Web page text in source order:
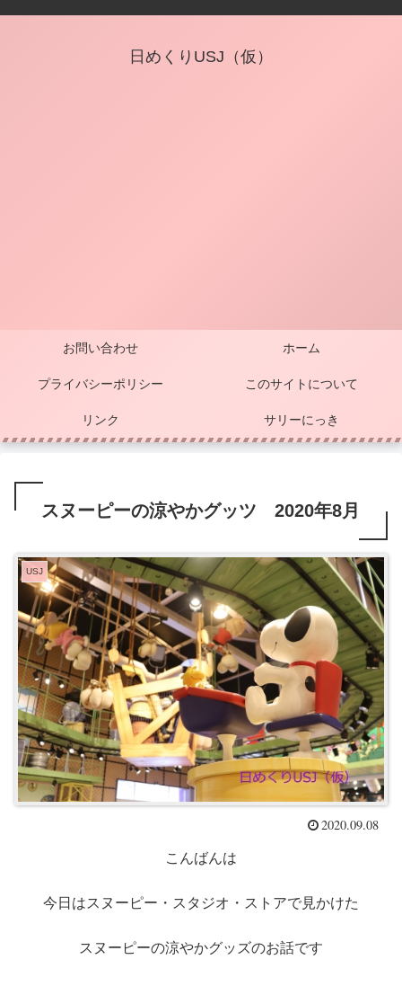
日めくりUSJ（仮）
お問い合わせ ホーム
プライバシーポリシー このサイトについて
リンク サリーにっき
スヌーピーの涼やかグッツ 2020年8月
USJ
2020.09.08
こんばんは
今日はスヌーピー・スタジオ・ストアで見かけた
スヌーピーの涼やかグッズのお話です